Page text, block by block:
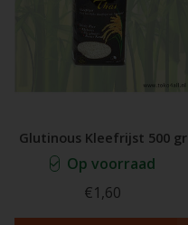
Glutinous Kleefrijst 500 gr
Op voorraad
€1,60